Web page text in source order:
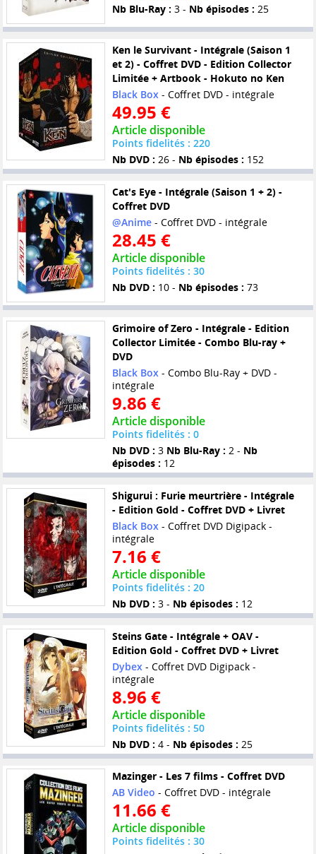
Nb Blu-Ray : 3 - Nb épisodes : 25
Ken le Survivant - Intégrale (Saison 1
et 2) - Coffret DVD - Edition Collector
Limitée + Artbook - Hokuto no Ken
Black Box - Coffret DVD - intégrale
49.95 €
Article disponible
Points fidelités : 220
Nb DVD : 26 - Nb épisodes : 152
Cat's Eye - Intégrale (Saison 1 + 2) -
Coffret DVD
@Anime- Coffret DVD - intégrale
28.45 €
Article disponible
Points fidelités : 30
Nb DVD : 10 - Nb épisodes : 73
Grimoire of Zero - Intégrale - Edition
Collector Limitée - Combo Blu-ray +
DVD
Black Box - Combo Blu-Ray + DVD -
intégrale
9.86 €
Article disponible
Points fidelités : 0
Nb DVD : 3 Nb Blu-Ray : 2 - Nb
épisodes : 12
Shigurui : Furie meurtrière - Intégrale
- Edition Gold - Coffret DVD + Livret
Black Box - Coffret DVD Digipack -
intégrale
7.16 €
Article disponible
Points fidelités : 20
Nb DVD : 3 - Nb épisodes : 12
Steins Gate - Intégrale + OAV -
Edition Gold - Coffret DVD + Livret
Dybex - Coffret DVD Digipack -
intégrale
8.96 €
Article disponible
Points fidelités : 50
Nb DVD : 4 - Nb épisodes : 25
Mazinger - Les 7 films - Coffret DVD
AB Video - Coffret DVD - intégrale
11.66 €
Article disponible
Points fidelités : 30